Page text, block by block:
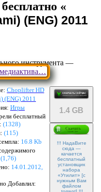
инструмента —
Choplifter HD
(ENG) 2011
1.4 GB
!!! НадаВите
сюда —
качается
бесплатный
установщик
набора
«Утилит» [с
нужным Вам
файлом
Игры
бесплатный
(1328)
(115)
16.8 Kb
(1,76)
14.01.2012,
Добавлил: